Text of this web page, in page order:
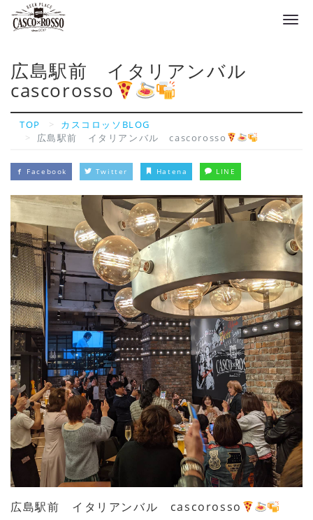
広島駅前 イタリアンバル
cascorosso
TOP
カスコロッソBLOG
広島駅前 イタリアンバル cascorosso
Facebook Twitter Hatena LINE
広島駅前 イタリアンバル cascorosso